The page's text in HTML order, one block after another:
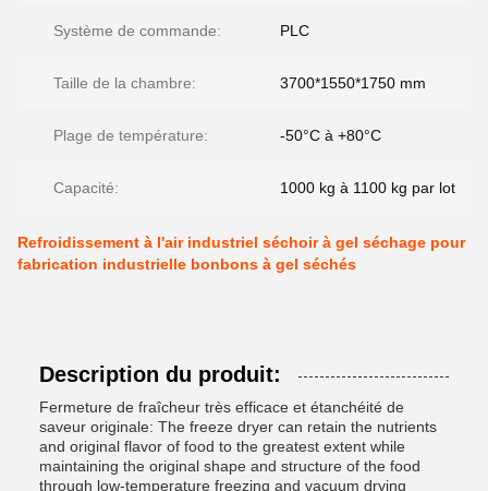
Système de commande: PLC
Taille de la chambre: 3700*1550*1750 mm
Plage de température: -50°C à +80°C
Capacité: 1000 kg à 1100 kg par lot
Refroidissement à l'air industriel séchoir à gel séchage pour
fabrication industrielle bonbons à gel séchés
Description du produit:
Fermeture de fraîcheur très efficace et étanchéité de
saveur originale: The freeze dryer can retain the nutrients
and original flavor of food to the greatest extent while
maintaining the original shape and structure of the food
through low-temperature freezing and vacuum drying